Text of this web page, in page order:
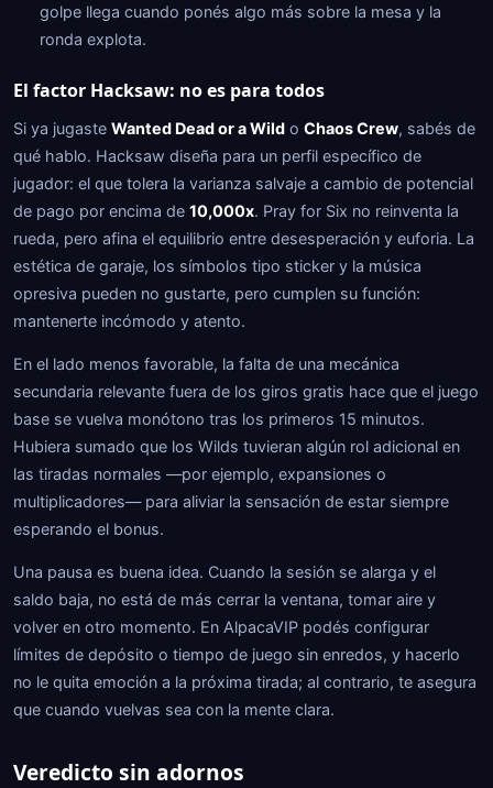
golpe llega cuando ponés algo más sobre la mesa y la
ronda explota.
El factor Hacksaw: no es para todos
Si ya jugaste Wanted Dead or a Wild o Chaos Crew, sabés de
qué hablo. Hacksaw diseña para un perfil específico de
jugador: el que tolera la varianza salvaje a cambio de potencial
de pago por encima de 10,000x. Pray for Six no reinventa la
rueda, pero afina el equilibrio entre desesperación y euforia. La
estética de garaje, los símbolos tipo sticker y la música
opresiva pueden no gustarte, pero cumplen su función:
mantenerte incómodo y atento.
En el lado menos favorable, la falta de una mecánica
secundaria relevante fuera de los giros gratis hace que el juego
base se vuelva monótono tras los primeros 15 minutos.
Hubiera sumado que los Wilds tuvieran algún rol adicional en
las tiradas normales —por ejemplo, expansiones o
multiplicadores— para aliviar la sensación de estar siempre
esperando el bonus.
Una pausa es buena idea. Cuando la sesión se alarga y el
saldo baja, no está de más cerrar la ventana, tomar aire y
volver en otro momento. En AlpacaVIP podés configurar
límites de depósito o tiempo de juego sin enredos, y hacerlo
no le quita emoción a la próxima tirada; al contrario, te asegura
que cuando vuelvas sea con la mente clara.
Veredicto sin adornos